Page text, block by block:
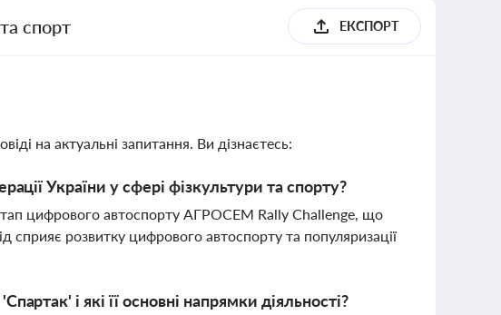
спорт ЕКСПОРТ
на актуальні запитання. Ви дізнаєтесь:
України у сфері фізкультури та спорту?
цифрового автоспорту АГРОСЕМ Rally Challenge, що
розвитку цифрового автоспорту та популяризації
і які її основні напрямки діяльності?